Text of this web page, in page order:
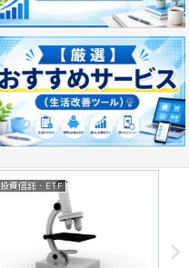
投資信託・ETF